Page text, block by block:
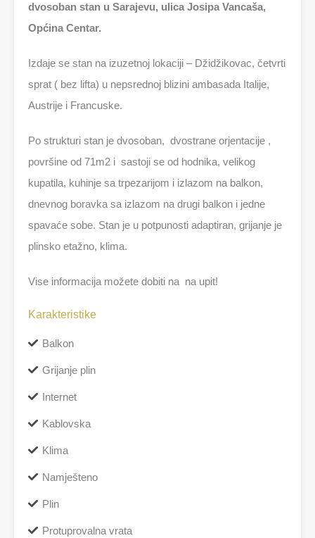
dvosoban stan u Sarajevu, ulica Josipa Vancaša,
Općina Centar.
Izdaje se stan na izuzetnoj lokaciji – Džidžikovac, četvrti
sprat ( bez lifta) u nepsrednoj blizini ambasada Italije,
Austrije i Francuske.
Po strukturi stan je dvosoban, dvostrane orjentacije ,
površine od 71m2 i sastoji se od hodnika, velikog
kupatila, kuhinje sa trpezarijom i izlazom na balkon,
dnevnog boravka sa izlazom na drugi balkon i jedne
spavaće sobe. Stan je u potpunosti adaptiran, grijanje je
plinsko etažno, klima.
Vise informacija možete dobiti na na upit!
Karakteristike
Balkon
Grijanje plin
Internet
Kablovska
Klima
Namješteno
Plin
Protuprovalna vrata